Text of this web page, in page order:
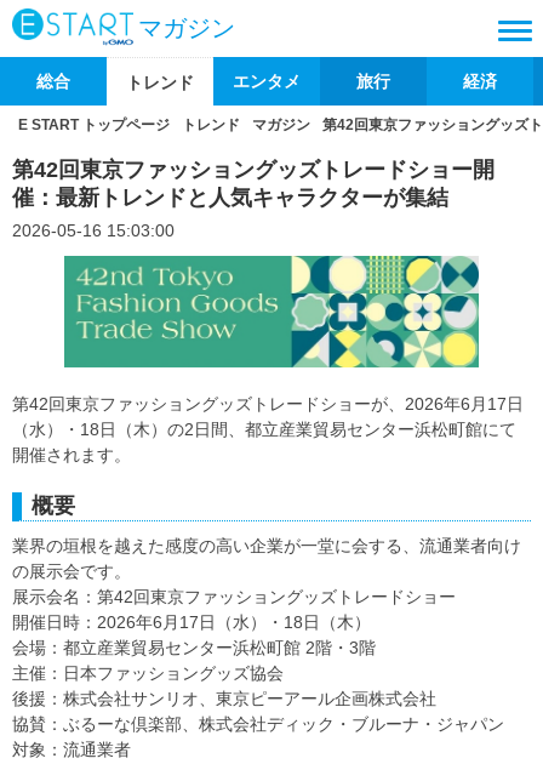
マガジン
総合 トレンド エンタメ 旅行 経済
E START トップページ トレンド マガジン 第42回東京ファッショングッズ
第42回東京ファッショングッズトレードショー開
催：最新トレンドと人気キャラクターが集結
2026-05-16 15:03:00
第42回東京ファッショングッズトレードショーが、2026年6月17日
（水）・18日（木）の2日間、都立産業貿易センター浜松町館にて
開催されます。
概要
業界の垣根を越えた感度の高い企業が一堂に会する、流通業者向け
の展示会です。
展示会名：第42回東京ファッショングッズトレードショー
開催日時：2026年6月17日（水）・18日（木）
会場：都立産業貿易センター浜松町館 2階・3階
主催：日本ファッショングッズ協会
後援：株式会社サンリオ、東京ピーアール企画株式会社
協賛：ぶるーな倶楽部、株式会社ディック・ブルーナ・ジャパン
対象：流通業者